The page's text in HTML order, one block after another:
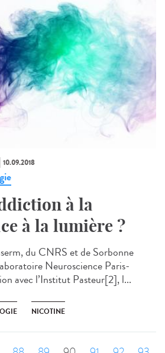
10.09.2018
à la
à la lumière ?
du CNRS et de Sorbonne
Neuroscience Paris-
avec l’Institut Pasteur[2], l...
NICOTINE